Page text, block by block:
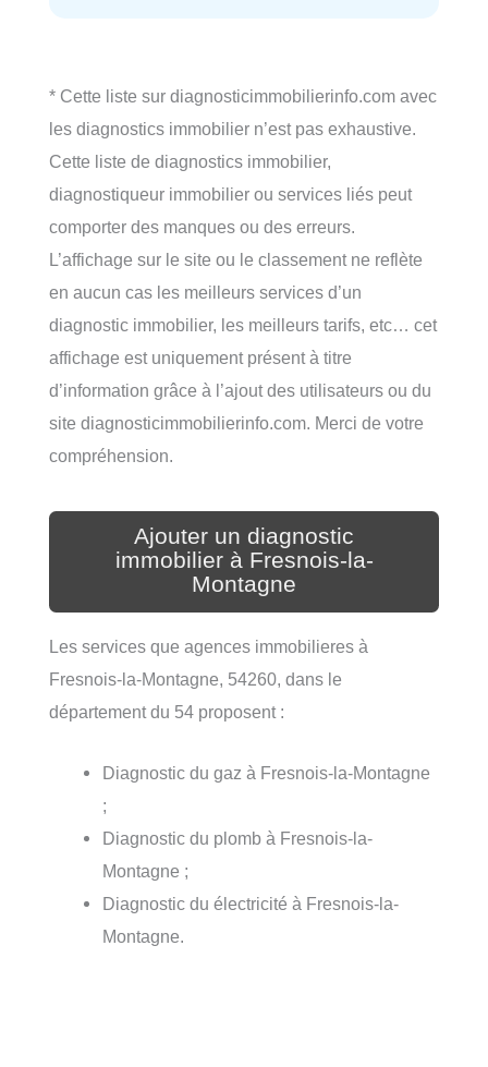
* Cette liste sur diagnosticimmobilierinfo.com avec
les diagnostics immobilier n’est pas exhaustive.
Cette liste de diagnostics immobilier,
diagnostiqueur immobilier ou services liés peut
comporter des manques ou des erreurs.
L’affichage sur le site ou le classement ne reflète
en aucun cas les meilleurs services d’un
diagnostic immobilier, les meilleurs tarifs, etc… cet
affichage est uniquement présent à titre
d’information grâce à l’ajout des utilisateurs ou du
site diagnosticimmobilierinfo.com. Merci de votre
compréhension.
Ajouter un diagnostic
immobilier à Fresnois-la-
Montagne
Les services que agences immobilieres à
Fresnois-la-Montagne, 54260, dans le
département du 54 proposent :
Diagnostic du gaz à Fresnois-la-Montagne
;
Diagnostic du plomb à Fresnois-la-
Montagne ;
Diagnostic du électricité à Fresnois-la-
Montagne.